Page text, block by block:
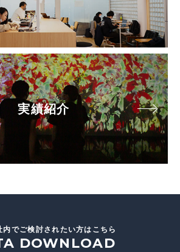
実績紹介
内でご検討されたい方はこちら
DOWNLOAD